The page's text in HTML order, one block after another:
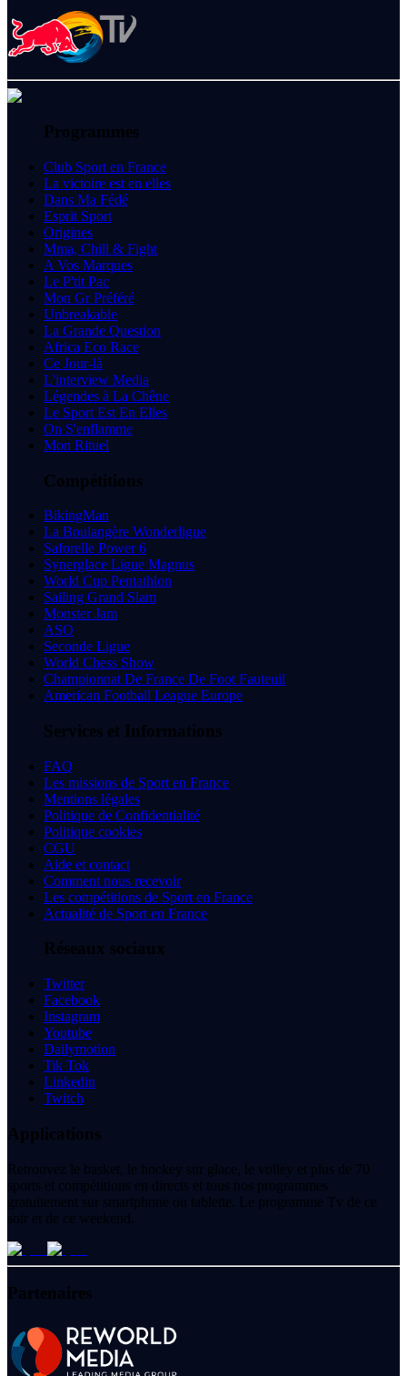
Programmes
Club Sport en France
La victoire est en elles
Dans Ma Fédé
Esprit Sport
Origines
Mma, Chill & Fight
A Vos Marques
Le P'tit Pac
Mon Gr Préféré
Unbreakable
La Grande Question
Africa Eco Race
Ce Jour-là
L'interview Media
Légendes à La Chêne
Le Sport Est En Elles
On S'enflamme
Mon Rituel
Compétitions
BikingMan
La Boulangère Wonderligue
Saforelle Power 6
Synerglace Ligue Magnus
World Cup Pentathlon
Sailing Grand Slam
Monster Jam
ASO
Seconde Ligue
World Chess Show
Championnat De France De Foot Fauteuil
American Football League Europe
Services et Informations
FAQ
Les missions de Sport en France
Mentions légales
Politique de Confidentialité
Politique cookies
CGU
Aide et contact
Comment nous recevoir
Les compétitions de Sport en France
Actualité de Sport en France
Réseaux sociaux
Twitter
Facebook
Instagram
Youtube
Dailymotion
Tik Tok
Linkedin
Twitch
Applications
Retrouvez le basket, le hockey sur glace, le volley et plus de 70
sports et compétitions en directs et tous nos programmes
gratuitement sur smartphone ou tablette. Le programme Tv de ce
soir et de ce weekend.
Partenaires